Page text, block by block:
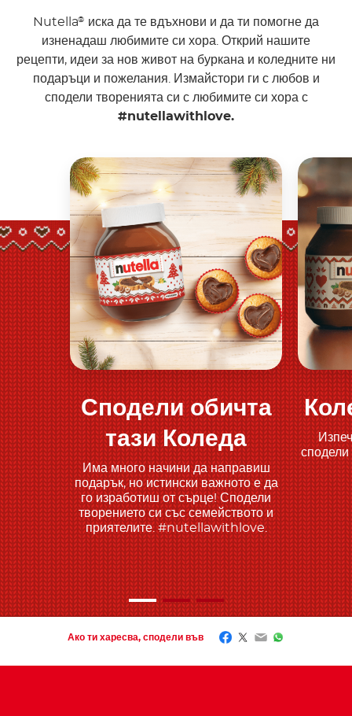
Nutella® иска да те вдъхнови и да ти помогне да
изненадаш любимите си хора. Открий нашите
рецепти, идеи за нов живот на буркана и коледните ни
подаръци и пожелания. Измайстори ги с любов и
сподели творенията си с любимите си хора с
#nutellawithlove.
Открий повече
Сподели обичта
тази Коледа
Има много начини да направиш
подарък, но истински важното е да
го изработиш от сърце! Сподели
творението си със семейството и
приятелите. #nutellawithlove.
сподели
Ако ти харесва, сподели във Facebook
Twitter
EmailWhatsApp